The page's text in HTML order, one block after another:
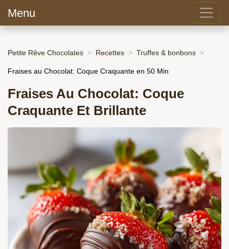
Menu
Petite Rêve Chocolates Recettes Truffes & bonbons
Fraises au Chocolat: Coque Craquante en 50 Min
Fraises Au Chocolat: Coque
Craquante Et Brillante